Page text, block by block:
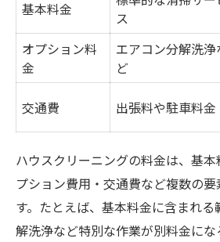
基本料金
ス
オプション料
金
エアコン分解洗浄
ど
交通費 出張料や駐車料金
ハウスクリーニングの料金は、基
プション費用・交通費など複数の
す。たとえば、基本料金に含まれ
解洗浄など特別な作業が別料金に